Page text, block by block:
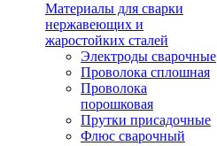
Материалы для сварки
нержавеющих и
жаростойких сталей
Электроды сварочные
Проволока сплошная
Проволока
порошковая
Прутки присадочные
Флюс сварочный